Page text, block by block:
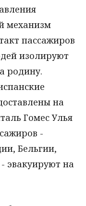
механизм
пассажиров
изолируют
родину.
на
Гомес Улья
-
Бельгии,
эвакуируют на